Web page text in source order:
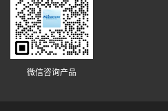
微信咨询产品